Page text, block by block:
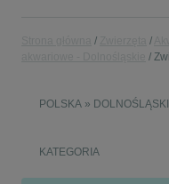
POLSKA »
KATEGORIA